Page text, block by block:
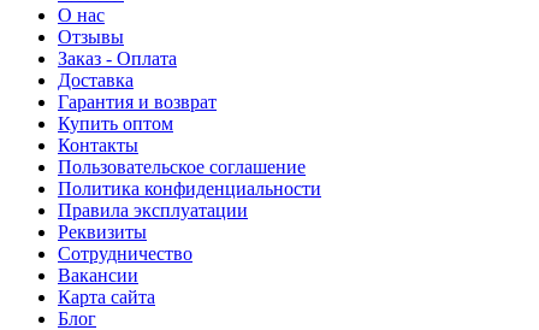
О нас
Отзывы
Заказ - Оплата
Доставка
Гарантия и возврат
Купить оптом
Контакты
Пользовательское соглашение
Политика конфиденциальности
Правила эксплуатации
Реквизиты
Сотрудничество
Вакансии
Карта сайта
Блог